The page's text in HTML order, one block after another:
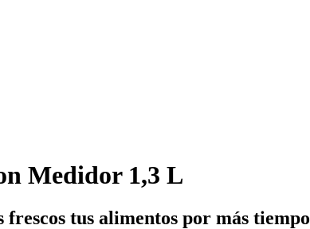
Medidor 1,3 L
tus alimentos por más tiempo